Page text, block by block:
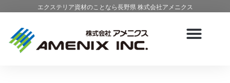
エクステリア資材のことなら長野県 株式会社アメニクス